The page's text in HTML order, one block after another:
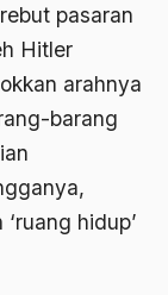
pasaran
Hitler
arahnya
barang
hidup’